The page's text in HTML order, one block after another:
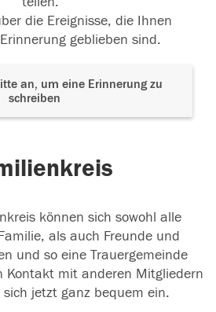
die Ereignisse, die Ihnen
geblieben sind.
an, um eine Erinnerung zu
schreiben
können sich sowohl alle
als auch Freunde und
und so eine Trauergemeinde
Kontakt mit anderen Mitgliedern
jetzt ganz bequem ein.